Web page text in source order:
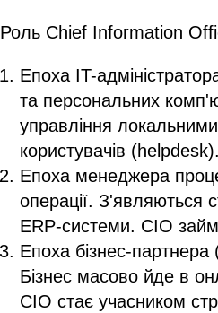
Роль Chief Information
Епоха IT-
та персональних
управління
користувачів (helpdesk).
Епоха менеджера
операції. З'являються
ERP-системи. CIO
Епоха бізнес-партнера
Бізнес масово йде в
CIO стає учасником